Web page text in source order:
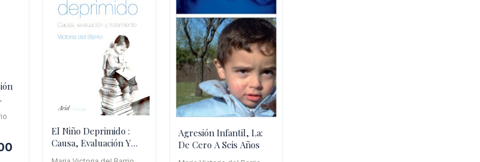
El Niño Deprimido :
Causa, Evaluación Y
Agresión Infantil, La:
De Cero A Seis Años